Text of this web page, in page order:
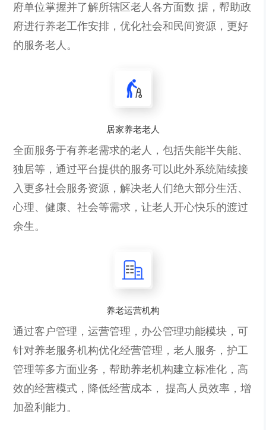
府单位掌握并了解所辖区老人各方面数 据，帮助政
府进行养老工作安排，优化社会和民间资源，更好
的服务老人。
居家养老老人
全面服务于有养老需求的老人，包括失能半失能、
独居等，通过平台提供的服务可以此外系统陆续接
入更多社会服务资源，解决老人们绝大部分生活、
心理、健康、社会等需求，让老人开心快乐的渡过
余生。
养老运营机构
通过客户管理，运营管理，办公管理功能模块，可
针对养老服务机构优化经营管理，老人服务，护工
管理等多方面业务，帮助养老机构建立标准化，高
效的经营模式，降低经营成本， 提高人员效率，增
加盈利能力。